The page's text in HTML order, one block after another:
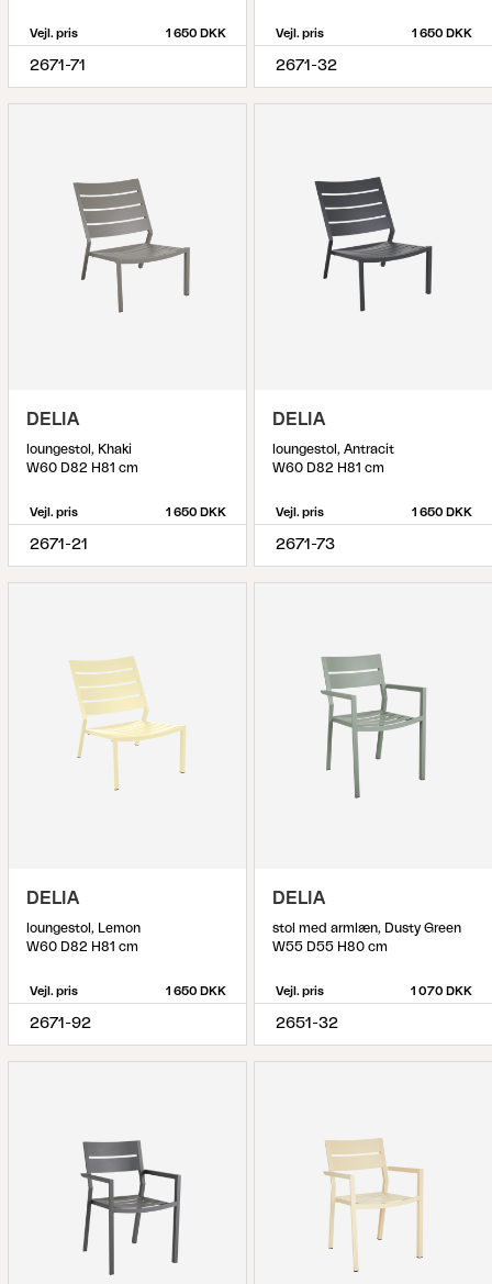
Vejl. pris 1 650 DKK
2671-71
Vejl. pris 1 650 DKK
2671-32
DELIA
loungestol, Khaki
W60 D82 H81 cm
Vejl. pris 1 650 DKK
2671-21
DELIA
loungestol, Antracit
W60 D82 H81 cm
Vejl. pris 1 650 DKK
2671-73
DELIA
loungestol, Lemon
W60 D82 H81 cm
Vejl. pris 1 650 DKK
2671-92
DELIA
stol med armlæn, Dusty Green
W55 D55 H80 cm
Vejl. pris 1 070 DKK
2651-32